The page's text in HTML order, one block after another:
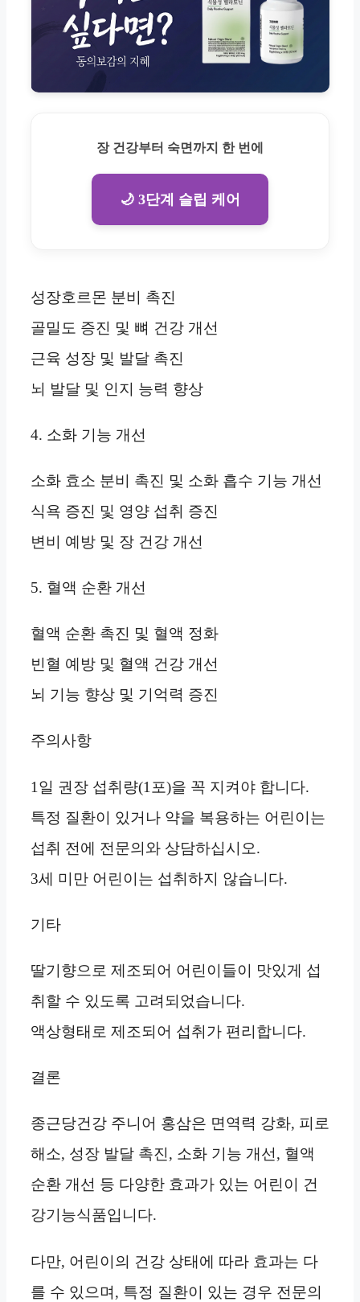
장 건강부터 숙면까지 한 번에
🌙 3단계 슬립 케어
성장호르몬 분비 촉진
골밀도 증진 및 뼈 건강 개선
근육 성장 및 발달 촉진
뇌 발달 및 인지 능력 향상
4. 소화 기능 개선
소화 효소 분비 촉진 및 소화 흡수 기능 개선
식욕 증진 및 영양 섭취 증진
변비 예방 및 장 건강 개선
5. 혈액 순환 개선
혈액 순환 촉진 및 혈액 정화
빈혈 예방 및 혈액 건강 개선
뇌 기능 향상 및 기억력 증진
주의사항
1일 권장 섭취량(1포)을 꼭 지켜야 합니다.
특정 질환이 있거나 약을 복용하는 어린이는
섭취 전에 전문의와 상담하십시오.
3세 미만 어린이는 섭취하지 않습니다.
기타
딸기향으로 제조되어 어린이들이 맛있게 섭
취할 수 있도록 고려되었습니다.
액상형태로 제조되어 섭취가 편리합니다.
결론
종근당건강 주니어 홍삼은 면역력 강화, 피로
해소, 성장 발달 촉진, 소화 기능 개선, 혈액
순환 개선 등 다양한 효과가 있는 어린이 건
강기능식품입니다.
다만, 어린이의 건강 상태에 따라 효과는 다
를 수 있으며, 특정 질환이 있는 경우 전문의